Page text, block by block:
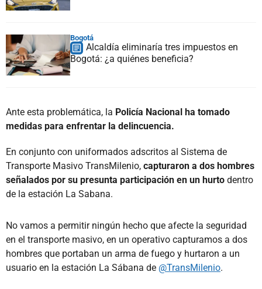
Bogotá
Alcaldía eliminaría tres impuestos en
Bogotá: ¿a quiénes beneficia?
Ante esta problemática, la Policía Nacional ha tomado
medidas para enfrentar la delincuencia.
En conjunto con uniformados adscritos al Sistema de
Transporte Masivo TransMilenio, capturaron a dos hombres
señalados por su presunta participación en un hurto dentro
de la estación La Sabana.
No vamos a permitir ningún hecho que afecte la seguridad
en el transporte masivo, en un operativo capturamos a dos
hombres que portaban un arma de fuego y hurtaron a un
usuario en la estación La Sábana de @TransMilenio.